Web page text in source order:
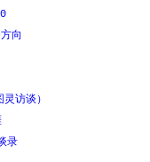
向
访谈）
录